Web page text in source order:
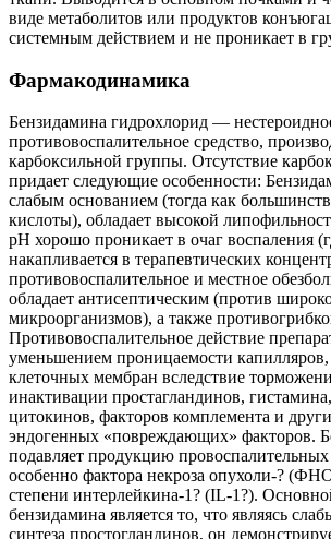
виде метаболитов или продуктов
системным действием и не проникает в
Фармакодинамика
Бензидамина гидрохлорид —
противовоспалительное средство,
карбоксильной группы. Отсутствие
придает следующие особенности:
слабым основанием (тогда как
кислоты), обладает высокой
pH хорошо проникает в очаг воспаления
накапливается в терапевтических
противовоспалительное и местное
обладает антисептическим (против
микроорганизмов), а также
Противовоспалительное действие
уменьшением проницаемости капилляров,
клеточных мембран вследствие
инактивации простагландинов,
цитокинов, факторов комплемента и
эндогенных «повреждающих» факторов.
подавляет продукцию
особенно фактора некроза опухоли-?
степени интерлейкина-1? (IL-1?).
бензидамина является то, что являясь
синтеза простогландинов, он